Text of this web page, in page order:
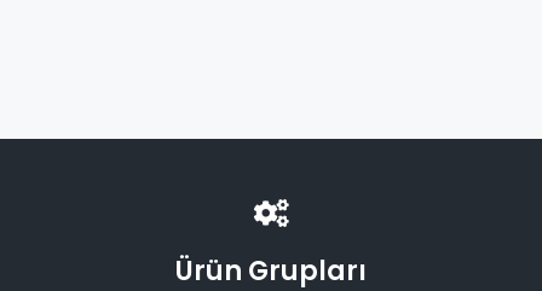
Ürün Grupları